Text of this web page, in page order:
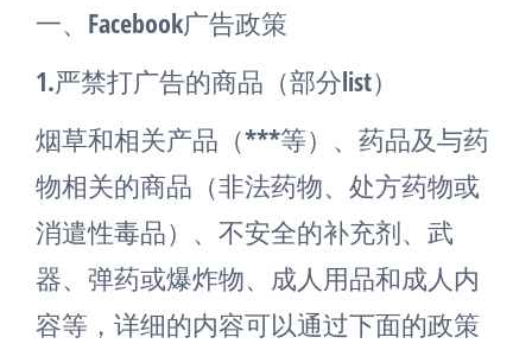
一、Facebook广告政策
1.严禁打广告的商品（部分list）
烟草和相关产品（***等）、药品及与药
物相关的商品（非法药物、处方药物或
消遣性毒品）、不安全的补充剂、武
器、弹药或爆炸物、成人用品和成人内
容等，详细的内容可以通过下面的政策